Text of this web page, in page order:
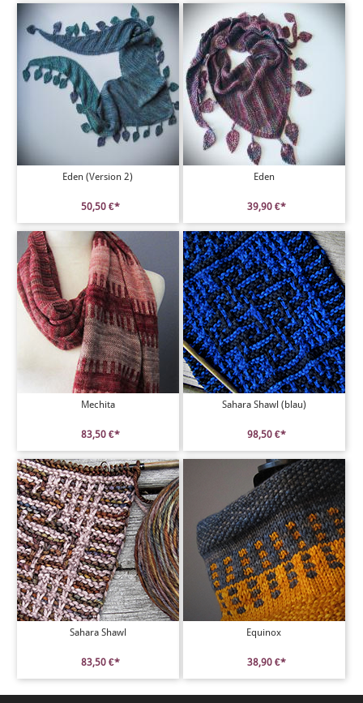
Eden (Version 2)
50,50 €*
Eden
39,90 €*
Mechita
83,50 €*
Sahara Shawl (blau)
98,50 €*
Sahara Shawl
83,50 €*
Equinox
38,90 €*